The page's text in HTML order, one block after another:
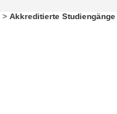
> Akkreditierte Studiengänge